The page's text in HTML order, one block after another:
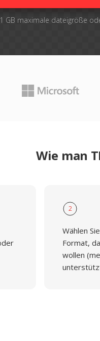
GB maximale dateigröße
Wie man
2
Wählen
Format,
wollen